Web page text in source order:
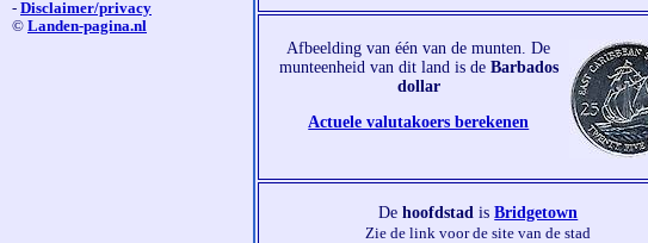
Afbeelding van één van de munten. De
munteenheid van dit land is de Barbados
dollar
Actuele valutakoers berekenen
Dehoofdstad isBridgetown
Zie de link voor de site van de stad
- Disclaimer/privacy
© Landen-pagina.nl